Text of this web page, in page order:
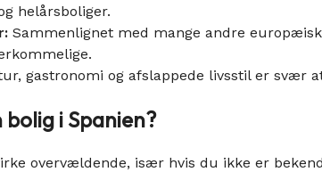
helårsboliger.
Sammenlignet med mange andre
gastronomi og afslappede livsstil er svær
i Spanien?
overvældende, især hvis du ikke er